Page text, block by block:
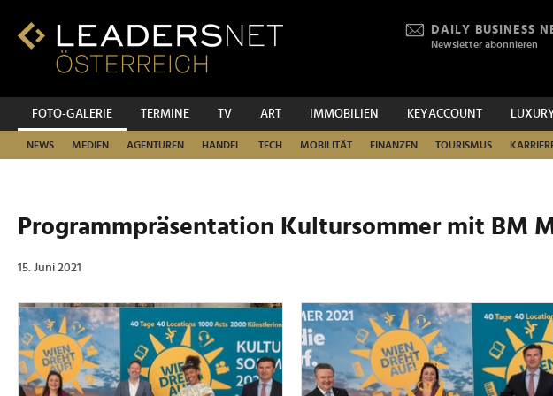
Inhalt
Fußzeilen-
Hauptnavigation
DAILY BUSINESS
Newsletter abonnieren
FOTO-GALERIE TERMINE TV ART IMMOBILIEN KEYACCOUNT
NEWS MEDIEN AGENTUREN HANDEL TECH MOBILITÄT FINANZEN TOURISMUS
Programmpräsentation Kultursommer mit BM
15. Juni 2021